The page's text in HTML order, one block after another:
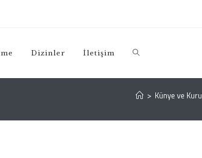
Dizinler İletişim
> Künye ve